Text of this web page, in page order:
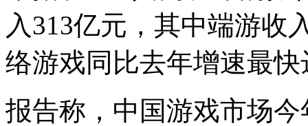
入313亿元，其中端游收
络游戏同比去年增速最快
报告称，中国游戏市场